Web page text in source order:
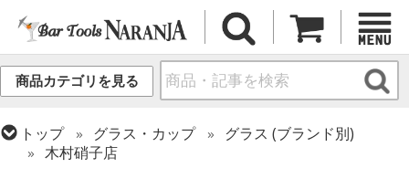
商品カテゴリを見る
トップ グラス・カップ
グラス (ブランド別)
木村硝子店